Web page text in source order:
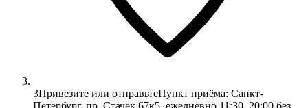
3Привезите или отправьтеПункт приёма: Санкт-
Петербург, пр. Стачек 67к5, ежедневно 11:30–20:00 без